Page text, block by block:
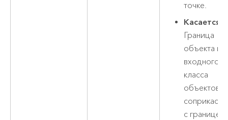
точке.
Касается
Граница
объекта из
входного
класса
объектов
с границей